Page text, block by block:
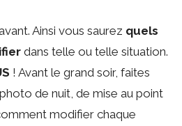
Ainsi vous saurez quels
dans telle ou telle situation.
! Avant le grand soir, faites
de nuit, de mise au point
modifier chaque